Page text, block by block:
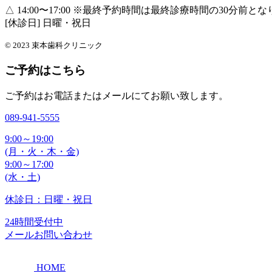
△ 14:00〜17:00 ※最終予約時間は最終診療時間の30分前とな
[休診日] 日曜・祝日
© 2023 束本歯科クリニック
ご予約はこちら
ご予約はお電話またはメールにてお願い致します。
089-941-5555
9:00～19:00
(月・火・木・金)
9:00～17:00
(水・土)
休診日：日曜・祝日
24時間受付中
メールお問い合わせ
HOME